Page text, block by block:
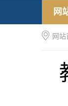
网
网站